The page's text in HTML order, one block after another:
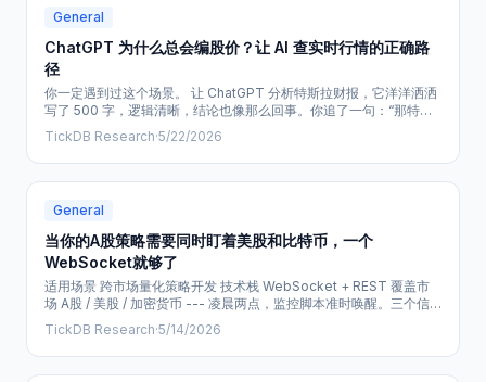
General
ChatGPT 为什么总会编股价？让 AI 查实时行情的正确路
径
你一定遇到过这个场景。 让 ChatGPT 分析特斯拉财报，它洋洋洒洒
写了 500 字，逻辑清晰，结论也像那么回事。你追了一句：“那特斯
拉现在股价多少？” 它要么坦诚地说“我无法查询实时数据”，要么更
糟：编出一个看起来很真的数字。 这不怪你问错了，也不怪它笨。
ChatGPT 本质上是语言模型，它擅长组织知识、解释逻辑、生成文
本，但它默认并不知道“此时此刻”的市场价格。 所以真正的问题不
TickDB Research·5/22/2026
General
当你的A股策略需要同时盯着美股和比特币，一个
WebSocket就够了
适用场景 跨市场量化策略开发 技术栈 WebSocket + REST 覆盖市
场 A股 / 美股 / 加密货币 --- 凌晨两点，监控脚本准时唤醒。三个信
号几乎同时出现： - 上证50隐含波动率跳升 - 纳斯达克期货盘前成交
量异常放大 - BTCUSDT永续合约资金费率转负 但三个信号来自三个
不同的数据源：A股用本地数据服务，美股接Polygon.io的
WebSocket，加密货币靠轮
TickDB Research·5/14/2026